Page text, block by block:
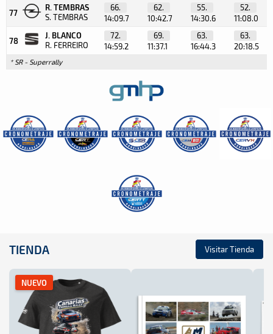
77
R. TEMBRAS
S. TEMBRAS
66.
14:09.7
62.
10:42.7
55.
14:30.6
52.
11:08.0
78
J. BLANCO
R. FERREIRO
72.
14:59.2
69.
11:37.1
63.
16:44.3
63.
20:18.5
* SR - Superrally
TIENDA Visitar Tienda
NUEVO